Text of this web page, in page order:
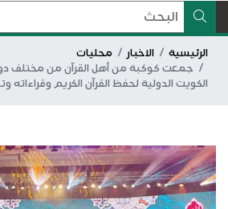
الرئيسية الاخبار
محليات
جمعت كوكبة من أهل القرآن من مختلف دول
الكويت الدولية لحفظ القرآن الكريم وقراءاته